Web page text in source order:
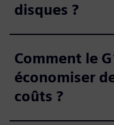
disques ?
Comment le
économiser
coûts ?